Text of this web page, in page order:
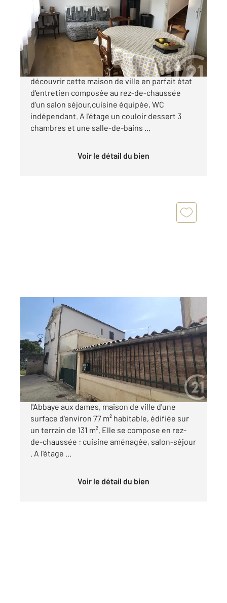
Ref : 5605
Maison à vendre
202 300 €
Saintes Rive Droite Quartier de la Gare. Venez
découvrir cette maison de ville en parfait état
d'entretien composée au rez-de-chaussée
d'un salon séjour,cuisine équipée, WC
indépendant. A l'étage un couloir dessert 3
chambres et une salle-de-bains ...
Voir le détail du bien
SAINTES 17
2, 4 pièces
Ref : 5833
Maison à vendre
153 000 €
SAINTES RIVE DROITE, dans la quartier de
l'Abbaye aux dames, maison de ville d'une
surface d'environ 77 m² habitable, édifiée sur
un terrain de 131 m². Elle se compose en rez-
de-chaussée : cuisine aménagée, salon-séjour
. A l'étage ...
Voir le détail du bien